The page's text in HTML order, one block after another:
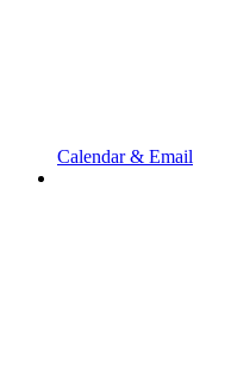
Calendar & Email